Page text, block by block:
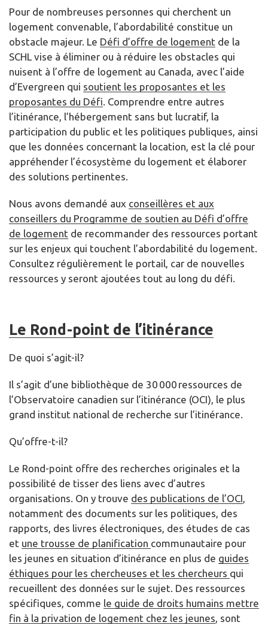
Pour de nombreuses personnes qui cherchent un
logement convenable, l’abordabilité constitue un
obstacle majeur. Le Défi d’offre de logement de la
SCHL vise à éliminer ou à réduire les obstacles qui
nuisent à l’offre de logement au Canada, avec l’aide
d’Evergreen qui soutient les proposantes et les
proposantes du Défi . Comprendre entre autres
l’itinérance, l’hébergement sans but lucratif, la
participation du public et les politiques publiques, ainsi
que les données concernant la location, est la clé pour
appréhender l’écosystème du logement et élaborer
des solutions pertinentes.
Nous avons demandé aux conseillères et aux
conseillers du Programme de soutien au Défi d’offre
de logement de recommander des ressources portant
sur les enjeux qui touchent l’abordabilité du logement.
Consultez régulièrement le portail, car de nouvelles
ressources y seront ajoutées tout au long du défi.
Le Rond-point de l’itinérance
De quoi s’agit-il?
Il s’agit d’une bibliothèque de 30 000 ressources de
l’Observatoire canadien sur l’itinérance (OCI), le plus
grand institut national de recherche sur l’itinérance.
Qu’offre-t-il?
Le Rond-point offre des recherches originales et la
possibilité de tisser des liens avec d’autres
organisations. On y trouve des publications de l’OCI
notamment des documents sur les politiques, des
rapports, des livres électroniques, des études de cas
et une trousse de planification communautaire pour
les jeunes en situation d’itinérance en plus de guides
éthiques pour les chercheuses et les chercheurs qui
recueillent des données sur le sujet. Des ressources
spécifiques, comme le guide de droits humains mettre
fin à la privation de logement chez les jeunes , sont